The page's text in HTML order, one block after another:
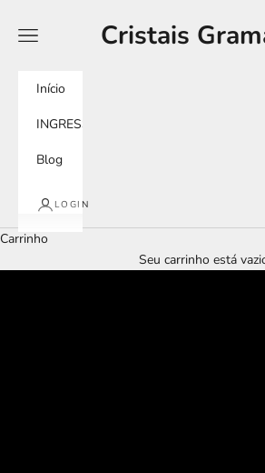
Cristais
Menu
Início
INGRESSOS
Blog
LOGIN
Carrinho
Seu carrinho está
tour imersivo